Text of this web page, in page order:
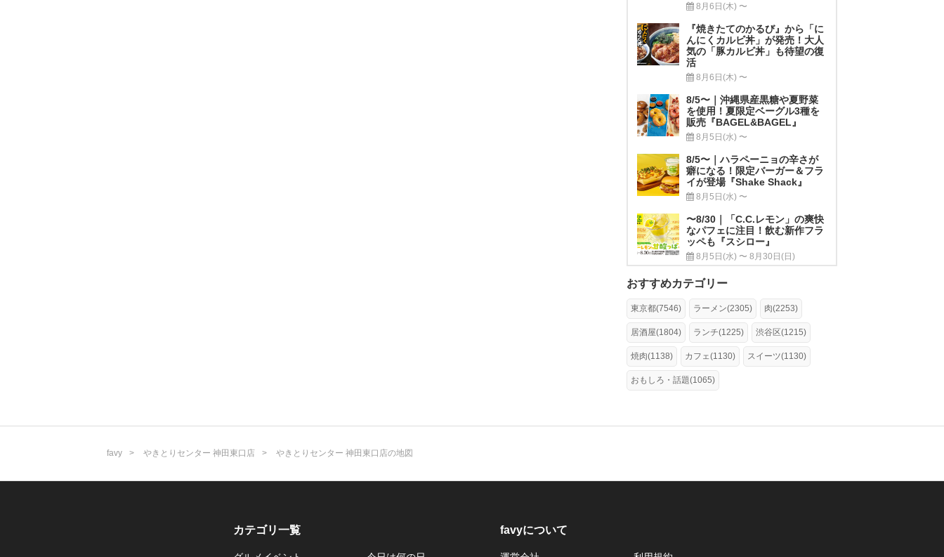
8月6日(木) 〜
『焼きたてのかるび』から「に
んにくカルビ丼」が発売！大人
気の「豚カルビ丼」も待望の復
活
8月6日(木) 〜
8/5〜｜沖縄県産黒糖や夏野菜
を使用！夏限定ベーグル3種を
販売『BAGEL&BAGEL』
8月5日(水) 〜
8/5〜｜ハラペーニョの辛さが
癖になる！限定バーガー＆フラ
イが登場『Shake Shack』
8月5日(水) 〜
〜8/30｜「C.C.レモン」の爽快
なパフェに注目！飲む新作フラ
ッペも『スシロー』
8月5日(水) 〜 8月30日(日)
おすすめカテゴリー
東京都(7546) ラーメン(2305) 肉(2253)
居酒屋(1804) ランチ(1225) 渋谷区(1215)
焼肉(1138) カフェ(1130) スイーツ(1130)
おもしろ・話題(1065)
favy やきとりセンター 神田東口店 やきとりセンター 神田東口店の地図
カテゴリ一覧 favyについて